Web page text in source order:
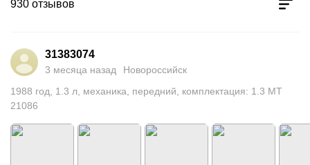
930 отзывов
31383074
3 месяца назад
Новороссийск
1988 год 1.3 л механика передний
комплектация: 1.3 MT
21086